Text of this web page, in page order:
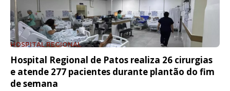
HOSPITAL REGIONAL
Hospital Regional de Patos realiza 26 cirurgias
e atende 277 pacientes durante plantão do fim
de semana